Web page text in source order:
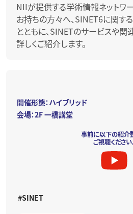
NIIが提供する学術情報ネットワ
お持ちの方々へ、SINET6に関す
とともに、SINETのサービスや関
詳しくご紹介します。
開催形態：ハイブリッド
会場：2F 一橋講堂
事前に以下の紹介
ご視聴ください
#SINET